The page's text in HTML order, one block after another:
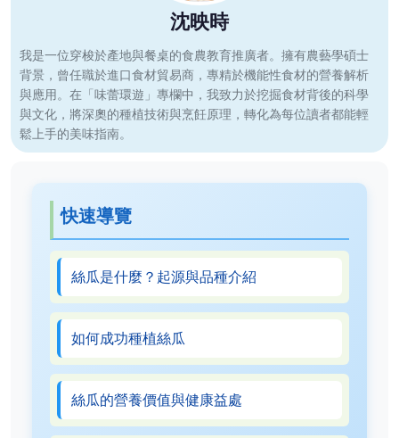
沈映時
我是一位穿梭於產地與餐桌的食農教育推廣者。擁有農藝學碩士
背景，曾任職於進口食材貿易商，專精於機能性食材的營養解析
與應用。在「味蕾環遊」專欄中，我致力於挖掘食材背後的科學
與文化，將深奧的種植技術與烹飪原理，轉化為每位讀者都能輕
鬆上手的美味指南。
快速導覽
絲瓜是什麼？起源與品種介紹
如何成功種植絲瓜
絲瓜的營養價值與健康益處